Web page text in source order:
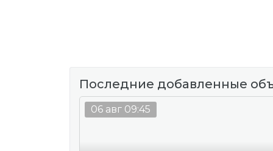
Последние добавленные
06 авг 09:45